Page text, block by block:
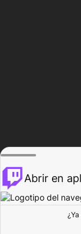
Abrir en